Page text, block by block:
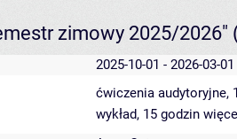
zimowy 2025/2026"
2025-10-01 - 2026-03-01
ćwiczenia audytoryjne,
wykład, 15 godzin